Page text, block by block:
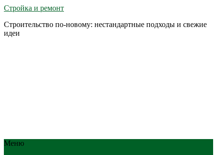
Стройка и ремонт
Строительство по-новому: нестандартные подходы и свежие
идеи
Меню